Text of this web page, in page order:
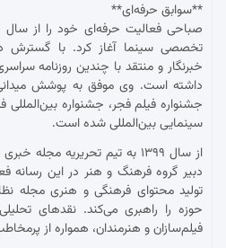
**سوابق حرفه‌ای**
تخصصی سینما آغاز کرد. با گسترش
خبرنگار و منتقد با چندین روزنامه
داشته است. وی موفق به پوشش
جشنواره فیلم فجر، جشنواره بین‌المللی
سینمایی بین‌المللی شده است.
از سال ۱۳۹۹ به تیم تحریریه
دبیر گروه فرهنگ و هنر در این رسانه
تولید محتوای فرهنگی و هنری مجله
حوزه را راهبری می‌کند. نقدهای
فیلم‌سازان و هنرمندان، همواره از